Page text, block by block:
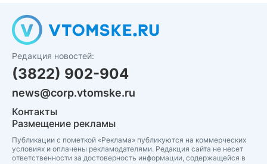
Редакция новостей:
(3822) 902-904
news@corp.vtomske.ru
Контакты
Размещение рекламы
Публикации с пометкой «Реклама» публикуются на коммерческих
условиях и оплачены рекламодателями. Редакция сайта не несет
ответственности за достоверность информации, содержащейся в